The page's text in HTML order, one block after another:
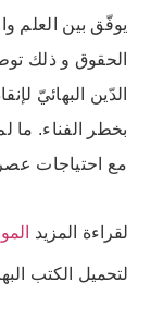
يوفّق بين العلم
الحقوق و ذلك
الدّين البهائيّ
بخطر الفناء. ما
مع احتياجات
لقراءة المزيد
لتحميل الكتب